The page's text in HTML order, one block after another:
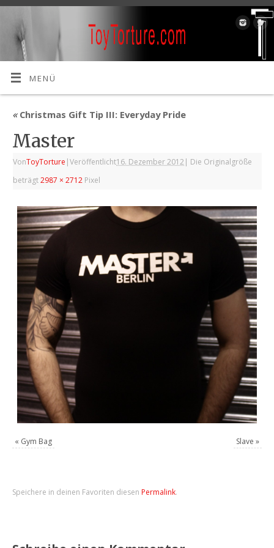
MENÜ
«Christmas Gift Tip III: Everyday Pride
Master
VonToyTorture |Veröffentlicht16. Dezember 2012 | Die Originalgröße
beträgt2987 × 2712 Pixel
« Gym Bag Slave »
Speichere in deinen Favoriten diesen Permalink.